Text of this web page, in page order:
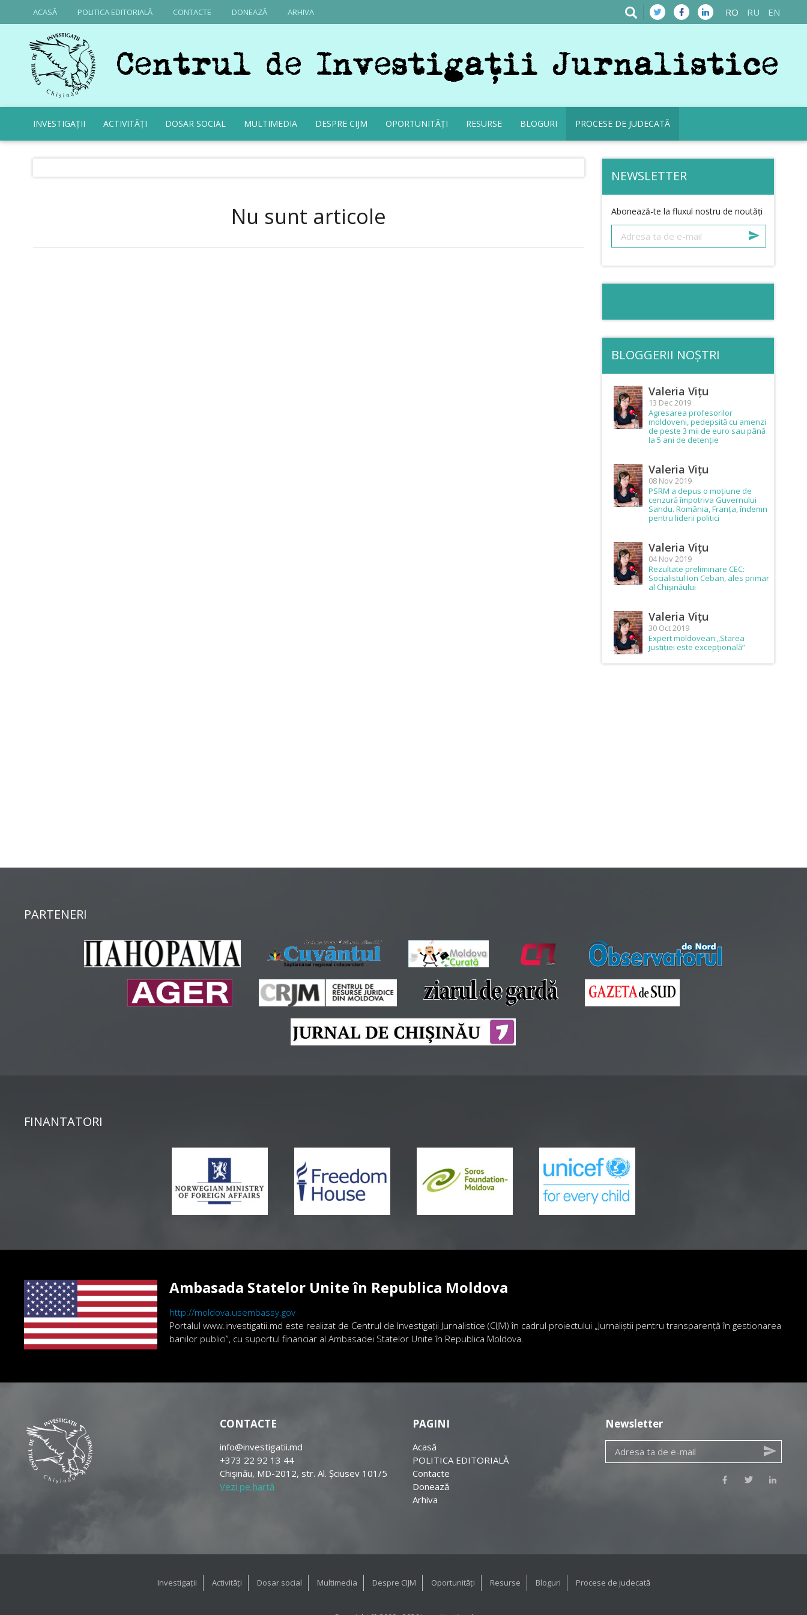
ACASĂ POLITICA EDITORIALĂ CONTACTE DONEAZĂ ARHIVA RO RU EN
INVESTIGAȚII ACTIVITĂȚI DOSAR SOCIAL MULTIMEDIA DESPRE CIJM OPORTUNITĂȚI RESURSE BLOGURI PROCESE DE JUDECATĂ
Nu sunt articole
NEWSLETTER
Abonează-te la fluxul nostru de noutăți
BLOGGERII NOȘTRI
Valeria Vițu
13 Dec 2019
Agresarea profesorilor
moldoveni, pedepsită cu amenzi
de peste 3 mii de euro sau până
la 5 ani de detenție
Valeria Vițu
08 Nov 2019
PSRM a depus o moțiune de
cenzură împotriva Guvernului
Sandu. România, Franța, îndemn
pentru liderii politici
Valeria Vițu
04 Nov 2019
Rezultate preliminare CEC:
Socialistul Ion Ceban, ales primar
al Chișinăului
Valeria Vițu
30 Oct 2019
Expert moldovean:„Starea
justiției este excepțională”
PARTENERI
FINANTATORI
Ambasada Statelor Unite în Republica Moldova
http://moldova.usembassy.gov
Portalul www.investigatii.md este realizat de Centrul de Investigații Jurnalistice (CIJM) în cadrul proiectului „Jurnaliștii pentru transparență în gestionarea
banilor publici”, cu suportul financiar al Ambasadei Statelor Unite în Republica Moldova.
CONTACTE
info@investigatii.md
+373 22 92 13 44
Chişinău, MD-2012, str. Al. Șciusev 101/5
Vezi pe hartă
PAGINI
Acasă
POLITICA EDITORIALĂ
Contacte
Donează
Arhiva
Newsletter
Investigații Activități Dosar social Multimedia Despre CIJM Oportunități Resurse Bloguri Procese de judecată